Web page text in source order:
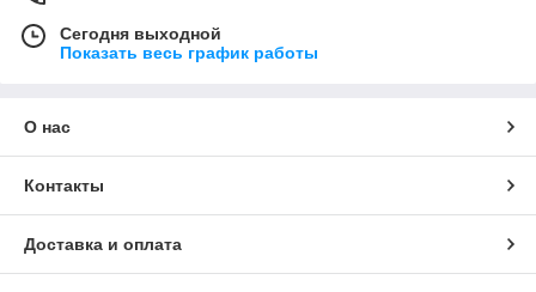
Сегодня выходной
Показать весь график работы
О нас
Контакты
Доставка и оплата